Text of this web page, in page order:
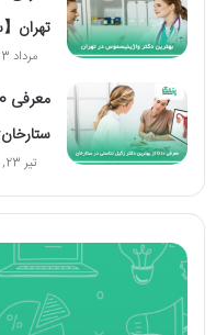
تهران【
مرداد 3, 1405
ستارخان⭐
تیر 23, 1405